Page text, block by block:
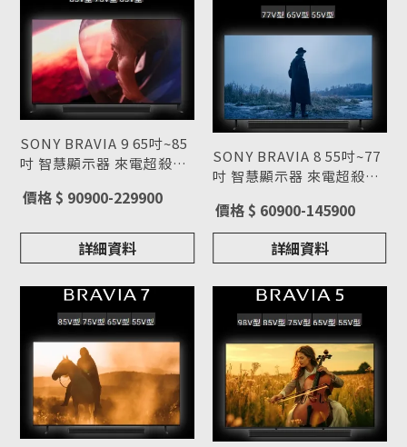
SONY BRAVIA 9 65吋~85
吋 智慧顯示器 來電超殺價
價格 $ 90900-229900
詳細資料
SONY BRAVIA 8 55吋~77
吋 智慧顯示器 來電超殺價
價格 $ 60900-145900
詳細資料